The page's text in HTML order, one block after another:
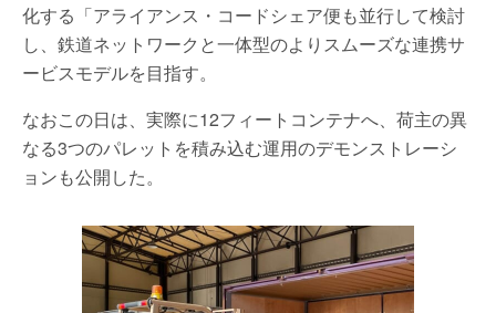
化する「アライアンス・コードシェア便も並行して検討
し、鉄道ネットワークと一体型のよりスムーズな連携サ
ービスモデルを目指す。
なおこの日は、実際に12フィートコンテナへ、荷主の異
なる3つのパレットを積み込む運用のデモンストレーシ
ョンも公開した。